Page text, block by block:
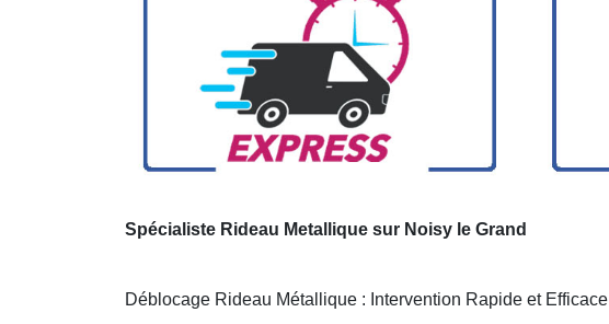
Spécialiste Rideau Metallique sur Noisy le Grand
Déblocage Rideau Métallique : Intervention Rapide et Efficace